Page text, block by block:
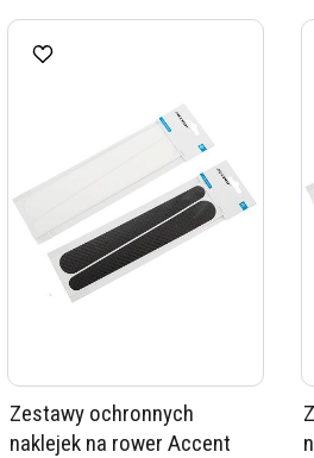
Zestawy ochronnych
naklejek na rower Accent